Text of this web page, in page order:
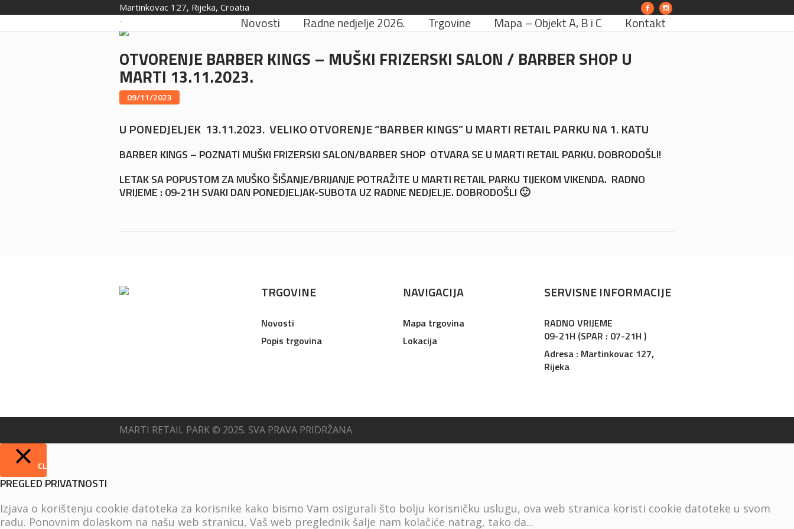
Martinkovac 127, Rijeka, Croatia
Novosti Radne nedjelje 2026. Trgovine Mapa – Objekt A, B i C Kontakt
OTVORENJE BARBER KINGS – MUŠKI FRIZERSKI SALON / BARBER SHOP U
MARTI 13.11.2023.
09/11/2023
U PONEDJELJEK 13.11.2023. VELIKO OTVORENJE “BARBER KINGS” U MARTI RETAIL PARKU NA 1. KATU
BARBER KINGS – POZNATI MUŠKI FRIZERSKI SALON/BARBER SHOP OTVARA SE U MARTI RETAIL PARKU. DOBRODOŠLI!
LETAK SA POPUSTOM ZA MUŠKO ŠIŠANJE/BRIJANJE POTRAŽITE U MARTI RETAIL PARKU TIJEKOM VIKENDA. RADNO
VRIJEME : 09-21H SVAKI DAN PONEDJELJAK-SUBOTA UZ RADNE NEDJELJE. DOBRODOŠLI 🙂
TRGOVINE
Novosti
Popis trgovina
NAVIGACIJA
Mapa trgovina
Lokacija
SERVISNE INFORMACIJE
RADNO VRIJEME
09-21H (SPAR : 07-21H )
Adresa : Martinkovac 127,
Rijeka
MARTI RETAIL PARK © 2025. SVA PRAVA PRIDRŽANA
CLOSE
PREGLED PRIVATNOSTI
Izjava o korištenju cookie datoteka za korisnike kako bismo Vam osigurali što bolju korisničku uslugu, ova web stranica koristi cookie datoteke u svom
radu. Ponovnim dolaskom na našu web stranicu, Vaš web preglednik šalje nam kolačiće natrag, tako da...